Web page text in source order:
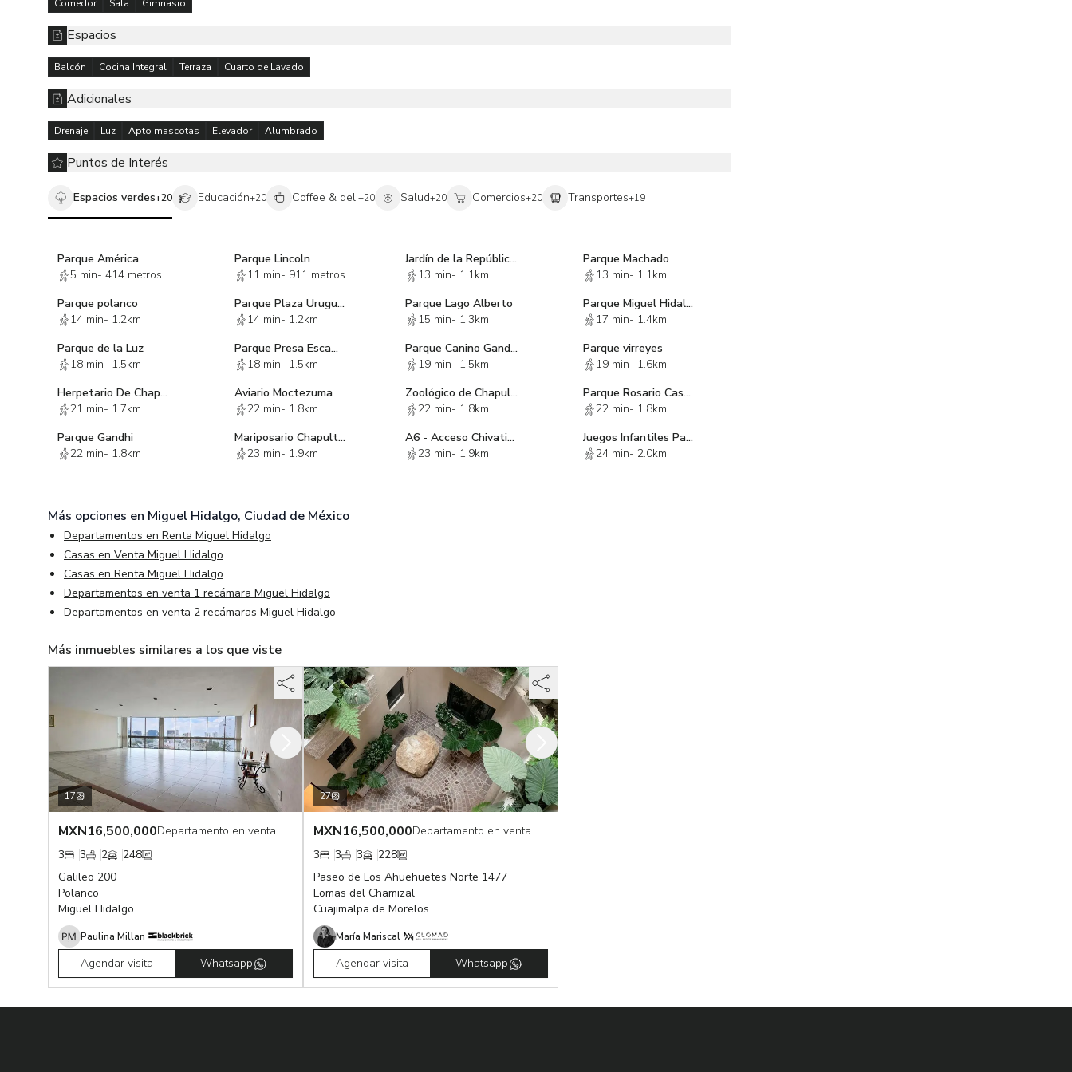
de forma personal de acuerdo a las practicas comerciales de la inmobiliaria y para poder ser valida requiere de la
autorización expresa de los propietarios de los inmuebles.
Comedor Sala Gimnasio
Espacios
Balcón Cocina Integral Terraza Cuarto de Lavado
Adicionales
Drenaje Luz Apto mascotas Elevador Alumbrado
Puntos de Interés
Espacios verdes+20 Educación+20 Coffee & deli+20 Salud+20 Comercios+20 Transportes+19
Parque América
5 min- 414 metros
Parque Lincoln
11 min- 911 metros
Jardín de la República del Líbano
13 min- 1.1km
Parque Machado
13 min- 1.1km
Parque polanco
14 min- 1.2km
Parque Plaza Uruguay
14 min- 1.2km
Parque Lago Alberto
15 min- 1.3km
Parque Miguel Hidalgo
17 min- 1.4km
Parque de la Luz
18 min- 1.5km
Parque Presa Escame
18 min- 1.5km
Parque Canino Gandhi
19 min- 1.5km
Parque virreyes
19 min- 1.6km
Herpetario De Chapultepec
21 min- 1.7km
Aviario Moctezuma
22 min- 1.8km
Zoológico de Chapultepec
22 min- 1.8km
Parque Rosario Castellanos
22 min- 1.8km
Parque Gandhi
22 min- 1.8km
Mariposario Chapultepec
23 min- 1.9km
A6 - Acceso Chivatito
23 min- 1.9km
Juegos Infantiles Parque Tamayo
24 min- 2.0km
Más opciones en Miguel Hidalgo, Ciudad de México
Departamentos en Renta Miguel Hidalgo
Casas en Venta Miguel Hidalgo
Casas en Renta Miguel Hidalgo
Departamentos en venta 1 recámara Miguel Hidalgo
Departamentos en venta 2 recámaras Miguel Hidalgo
Más inmuebles similares a los que viste
17
MXN16,500,000Departamento en venta
3
3 2
248
Galileo 200
Polanco
Miguel Hidalgo
Paulina Millan
Agendar visita Whatsapp
27
MXN16,500,000Departamento en venta
3
3 3
228
Paseo de Los Ahuehuetes Norte 1477
Lomas del Chamizal
Cuajimalpa de Morelos
María Mariscal
Agendar visita Whatsapp